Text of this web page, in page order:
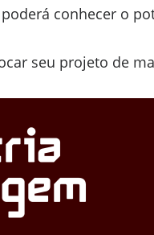
conhecer o
seu projeto de